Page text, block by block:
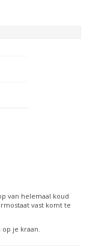
van helemaal koud
vast komt te
je kraan.